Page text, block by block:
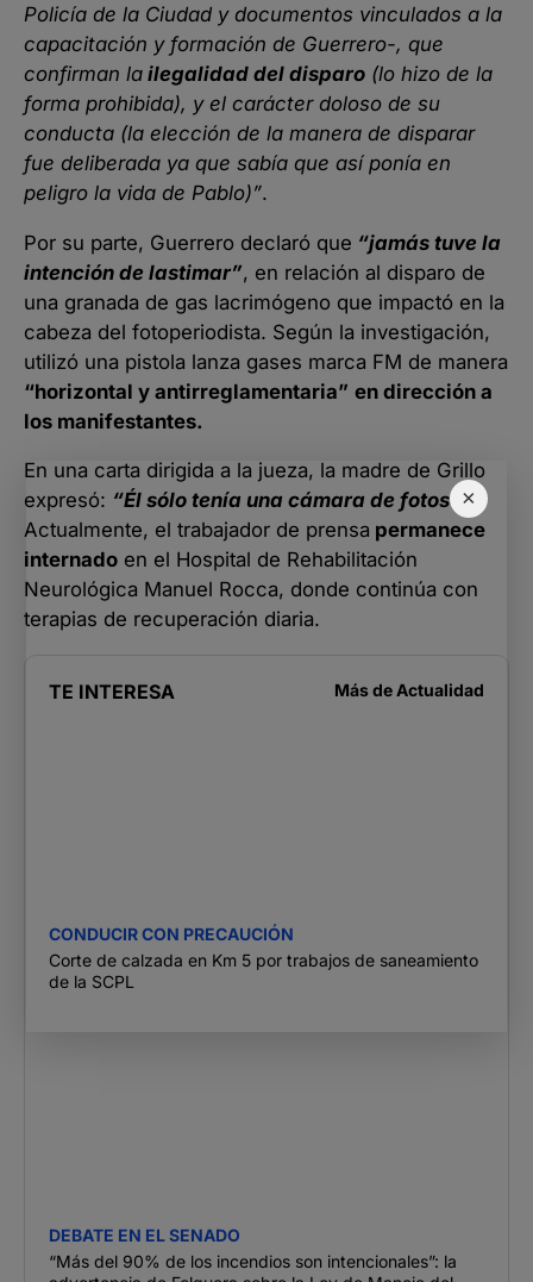
×
Policía de la Ciudad y documentos vinculados a la
capacitación y formación de Guerrero-, que
confirman la ilegalidad del disparo (lo hizo de la
forma prohibida), y el carácter doloso de su
conducta (la elección de la manera de disparar
fue deliberada ya que sabía que así ponía en
peligro la vida de Pablo)”.
Por su parte, Guerrero declaró que “jamás tuve la
intención de lastimar”, en relación al disparo de
una granada de gas lacrimógeno que impactó en la
cabeza del fotoperiodista. Según la investigación,
utilizó una pistola lanza gases marca FM de manera
“horizontal y antirreglamentaria” en dirección a
los manifestantes.
En una carta dirigida a la jueza, la madre de Grillo
expresó: “Él sólo tenía una cámara de fotos” .
Actualmente, el trabajador de prensa permanece
internado en el Hospital de Rehabilitación
Neurológica Manuel Rocca, donde continúa con
terapias de recuperación diaria.
TE INTERESA Más de Actualidad
CONDUCIR CON PRECAUCIÓN
Corte de calzada en Km 5 por trabajos de saneamiento
de la SCPL
DEBATE EN EL SENADO
“Más del 90% de los incendios son intencionales”: la